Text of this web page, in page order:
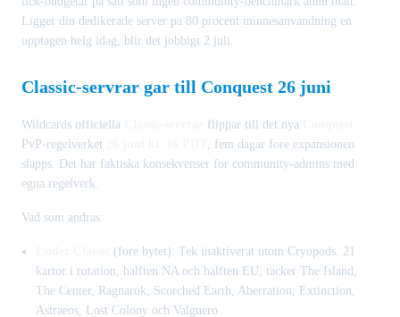
Ligger din dedikerade server pa 80 procent minnesanvandning en
upptagen helg idag, blir det jobbigt 2 juli.
Classic-servrar gar till Conquest 26 juni
Wildcards officiella flippar till det nya
PvP-regelverket
, fem dagar fore expansionen
slapps. Det har faktiska konsekvenser for community-admins med
egna regelverk.
Vad som andras:
(fore bytet): Tek inaktiverat utom Cryopods. 21
kartor i rotation, halften NA och halften EU, tacker The Island,
The Center, Ragnarok, Scorched Earth, Aberration, Extinction,
Astraeos, Lost Colony och Valguero.